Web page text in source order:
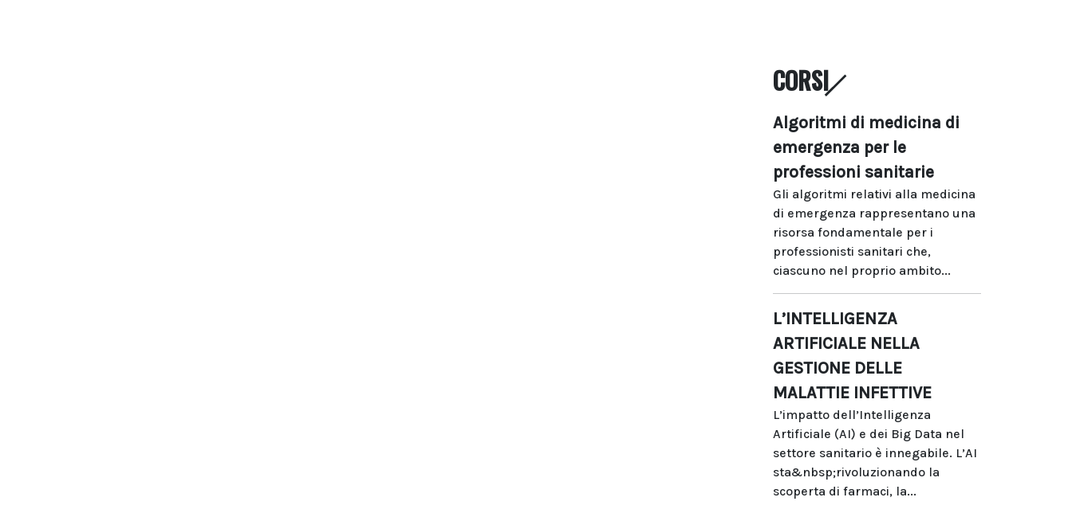
CORSI
Algoritmi di medicina di
emergenza per le
professioni sanitarie
Gli algoritmi relativi alla medicina
di emergenza rappresentano una
risorsa fondamentale per i
professionisti sanitari che,
ciascuno nel proprio ambito...
L’INTELLIGENZA
ARTIFICIALE NELLA
GESTIONE DELLE
MALATTIE INFETTIVE
L’impatto dell’Intelligenza
Artificiale (AI) e dei Big Data nel
settore sanitario è innegabile. L’AI
sta&nbsp;rivoluzionando la
scoperta di farmaci, la...